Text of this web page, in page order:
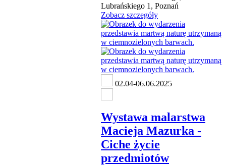
Lubrańskiego 1, Poznań
Zobacz szczegóły
02.04-06.06.2025
Wystawa malarstwa
Macieja Mazurka -
Ciche życie
przedmiotów